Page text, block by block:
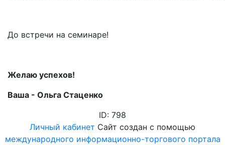
До встречи на семинаре!
Желаю успехов!
Ваша - Ольга Стаценко
ID: 798
Личный кабинет Сайт создан с помощью
международного информационно-торгового портала